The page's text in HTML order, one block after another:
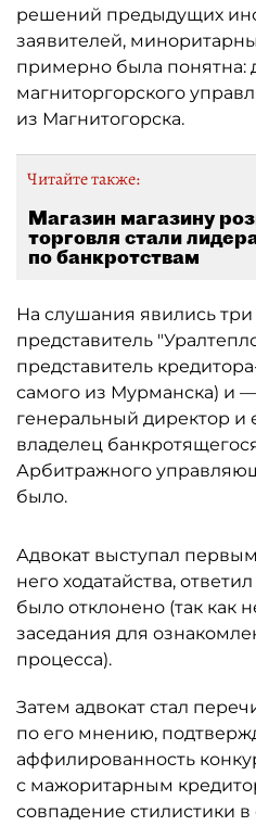
решений предыдущих
заявителей,
примерно была понятна:
магниторгорского
из Магнитогорска.
Читайте также:
Магазин магазину
торговля стали
по банкротствам
На слушания явились три
представитель
представитель
самого из Мурманска) и
генеральный директор и
владелец
Арбитражного
было.
Адвокат выступал
него ходатайства,
было отклонено (так как
заседания для
процесса).
Затем адвокат стал
по его мнению,
аффилированность
с мажоритарным
совпадение стилистики